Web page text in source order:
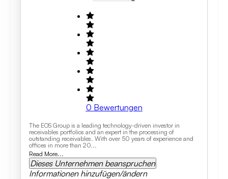
0 Bewertungen
The EOS Group is a leading technology-driven investor in
receivables portfolios and an expert in the processing of
outstanding receivables. With over 50 years of experience and
offices in more than 20...
Read More...
Dieses Unternehmen beanspruchen
Informationen hinzufügen/ändern